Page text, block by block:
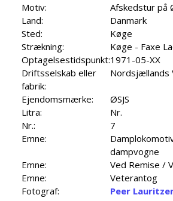
Motiv:
Afskedstur på
Land:
Danmark
Sted:
Køge
Strækning:
Køge - Faxe
Optagelsestidspunkt:1971-05-XX
Driftsselskab eller
fabrik:
Nordsjællands
Ejendomsmærke:
ØSJS
Litra:
Nr.
Nr.:
7
Emne:
dampvogne
Emne:
Ved Remise /
Emne:
Veterantog
Fotograf:
Peer